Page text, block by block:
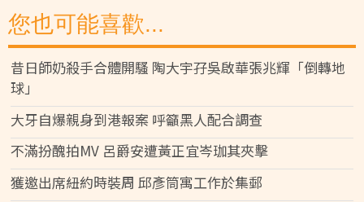
您也可能喜歡...
昔日師奶殺手合體開騷 陶大宇孖吳啟華張兆輝「倒轉地
球」
大牙自爆親身到港報案 呼籲黑人配合調查
不滿扮醜拍MV 呂爵安遭黃正宜岑珈其夾擊
獲邀出席紐約時裝周 邱彥筒寓工作於集郵